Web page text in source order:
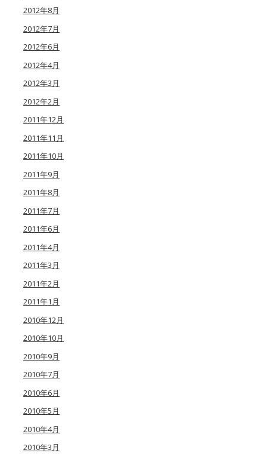
2012年8月
2012年7月
2012年6月
2012年4月
2012年3月
2012年2月
2011年12月
2011年11月
2011年10月
2011年9月
2011年8月
2011年7月
2011年6月
2011年4月
2011年3月
2011年2月
2011年1月
2010年12月
2010年10月
2010年9月
2010年7月
2010年6月
2010年5月
2010年4月
2010年3月